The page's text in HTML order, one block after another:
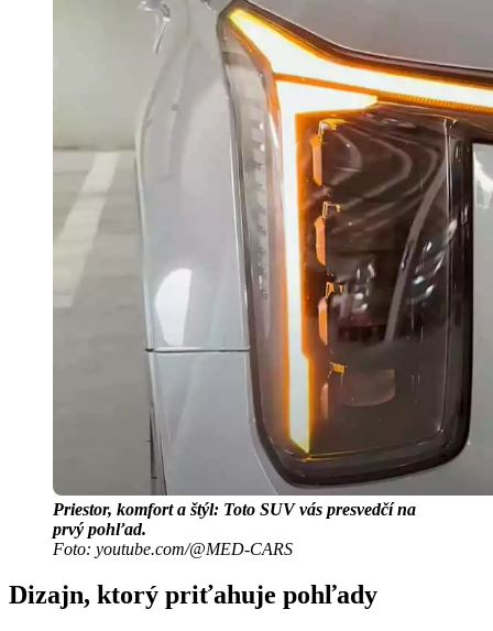
Priestor, komfort a štýl: Toto SUV vás presvedčí na
prvý pohľad.
Foto: youtube.com/@MED-CARS
Dizajn, ktorý priťahuje pohľady